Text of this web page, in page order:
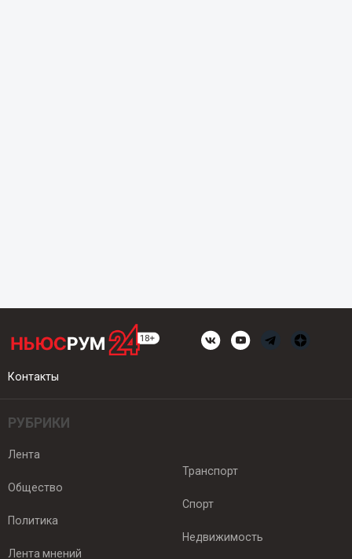
Контакты
РУБРИКИ
Лента
Общество
Политика
Лента мнений
Транспорт
Спорт
Недвижимость